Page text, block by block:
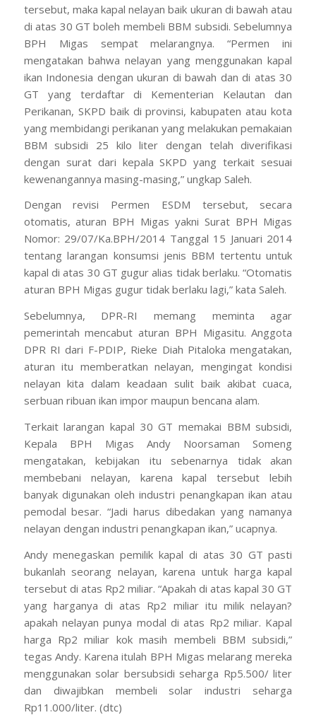
tersebut, maka kapal nelayan baik ukuran di bawah atau
di atas 30 GT boleh membeli BBM subsidi. Sebelumnya
BPH Migas sempat melarangnya. “Permen ini
mengatakan bahwa nelayan yang menggunakan kapal
ikan Indonesia dengan ukuran di bawah dan di atas 30
GT yang terdaftar di Kementerian Kelautan dan
Perikanan, SKPD baik di provinsi, kabupaten atau kota
yang membidangi perikanan yang melakukan pemakaian
BBM subsidi 25 kilo liter dengan telah diverifikasi
dengan surat dari kepala SKPD yang terkait sesuai
kewenangannya masing-masing,” ungkap Saleh.
Dengan revisi Permen ESDM tersebut, secara
otomatis, aturan BPH Migas yakni Surat BPH Migas
Nomor: 29/07/Ka.BPH/2014 Tanggal 15 Januari 2014
tentang larangan konsumsi jenis BBM tertentu untuk
kapal di atas 30 GT gugur alias tidak berlaku. “Otomatis
aturan BPH Migas gugur tidak berlaku lagi,” kata Saleh.
Sebelumnya, DPR-RI memang meminta agar
pemerintah mencabut aturan BPH Migasitu. Anggota
DPR RI dari F-PDIP, Rieke Diah Pitaloka mengatakan,
aturan itu memberatkan nelayan, mengingat kondisi
nelayan kita dalam keadaan sulit baik akibat cuaca,
serbuan ribuan ikan impor maupun bencana alam.
Terkait larangan kapal 30 GT memakai BBM subsidi,
Kepala BPH Migas Andy Noorsaman Someng
mengatakan, kebijakan itu sebenarnya tidak akan
membebani nelayan, karena kapal tersebut lebih
banyak digunakan oleh industri penangkapan ikan atau
pemodal besar. “Jadi harus dibedakan yang namanya
nelayan dengan industri penangkapan ikan,” ucapnya.
Andy menegaskan pemilik kapal di atas 30 GT pasti
bukanlah seorang nelayan, karena untuk harga kapal
tersebut di atas Rp2 miliar. “Apakah di atas kapal 30 GT
yang harganya di atas Rp2 miliar itu milik nelayan?
apakah nelayan punya modal di atas Rp2 miliar. Kapal
harga Rp2 miliar kok masih membeli BBM subsidi,”
tegas Andy. Karena itulah BPH Migas melarang mereka
menggunakan solar bersubsidi seharga Rp5.500/ liter
dan diwajibkan membeli solar industri seharga
Rp11.000/liter. (dtc)